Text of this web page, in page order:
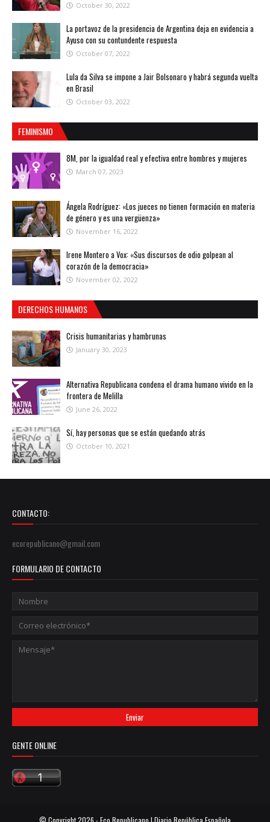
October 30, 2022
La portavoz de la presidencia de Argentina deja en evidencia a
Ayuso con su contundente respuesta
October 07, 2022
Lula da Silva se impone a Jair Bolsonaro y habrá segunda vuelta
en Brasil
October 03, 2022
FEMINISMO
8M, por la igualdad real y efectiva entre hombres y mujeres
March 07, 2023
Ángela Rodríguez: «Los jueces no tienen formación en materia
de género y es una vergüenza»
November 16, 2022
Irene Montero a Vox: «Sus discursos de odio golpean al
corazón de la democracia»
November 02, 2022
DERECHOS HUMANOS
Crisis humanitarias y hambrunas
January 30, 2023
Alternativa Republicana condena el drama humano vivido en la
frontera de Melilla
June 26, 2022
Sí, hay personas que se están quedando atrás
October 10, 2021
CONTACTO:
ecorepublicano@gmail.com
FORMULARIO DE CONTACTO
GENTE ONLINE